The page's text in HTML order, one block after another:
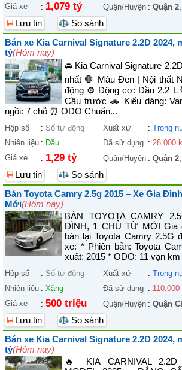
Giá xe
: 1,079 tỷ Quận/Huyện : Quận 2,
Lưu tin
So sánh
Bán xe Kia Carnival Signature 2.2D 2024,
tỷ(Hôm nay)
🚘 Kia Carnival Signature
nhất 🛑 Màu Đen | Nội thất
động ⚙️ Động cơ: Dầu 2.2 L
Cầu trước 🚗 Kiểu dáng:
ngồi: 7 chỗ ⏰ ODO Chuẩn...
Hộp số : Số tự động Xuất xứ : Trong
Nhiên liệu : Dầu Đã sử dụng : 28.000
Giá xe
: 1,29 tỷ Quận/Huyện : Quận 2,
Lưu tin
So sánh
Bán Toyota Camry 2.5g 2015 – Xe Gia
Mới(Hôm nay)
BÁN TOYOTA CAMRY
ĐÌNH, 1 CHỦ TỪ MỚI Gia
bán lại Toyota Camry 2.5G
xe: * Phiên bản: Toyota
xuất: 2015 * ODO: 11 vạn
Hộp số : Số tự động Xuất xứ : Trong
Nhiên liệu : Xăng Đã sử dụng : 110.000
Giá xe
: 500 triệu Quận/Huyện : Quận
Lưu tin
So sánh
Bán xe Kia Carnival Signature 2.2D 2024,
tỷ(Hôm nay)
🔥 KIA CARNIVAL 2.2D